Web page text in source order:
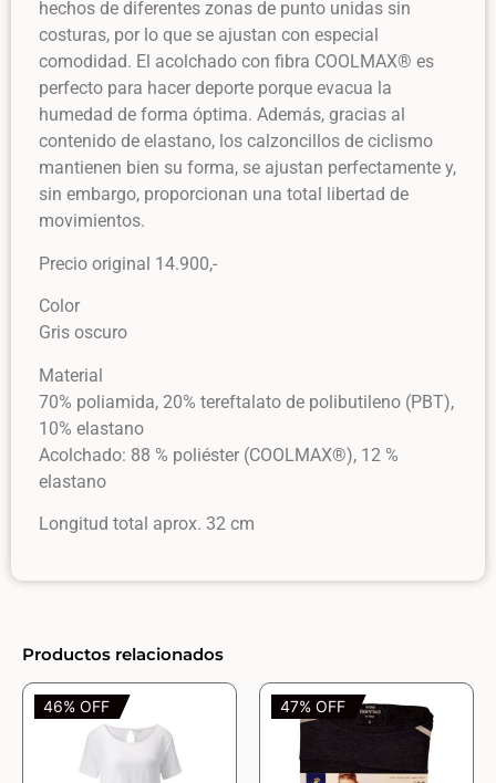
hechos de diferentes zonas de punto unidas sin
costuras, por lo que se ajustan con especial
comodidad. El acolchado con fibra COOLMAX® es
perfecto para hacer deporte porque evacua la
humedad de forma óptima. Además, gracias al
contenido de elastano, los calzoncillos de ciclismo
mantienen bien su forma, se ajustan perfectamente y,
sin embargo, proporcionan una total libertad de
movimientos.
Precio original 14.900,-
Color
Gris oscuro
Material
70% poliamida, 20% tereftalato de polibutileno (PBT),
10% elastano
Acolchado: 88 % poliéster (COOLMAX®), 12 %
elastano
Longitud total aprox. 32 cm
Productos relacionados
46% OFF 47% OFF